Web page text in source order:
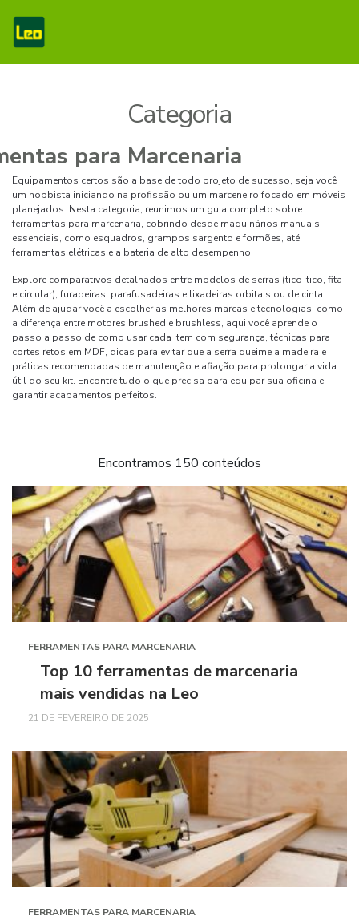
Categoria
Equipamentos certos são a base de todo projeto de sucesso, seja você
um hobbista iniciando na profissão ou um marceneiro focado em móveis
planejados. Nesta categoria, reunimos um guia completo sobre
ferramentas para marcenaria, cobrindo desde maquinários manuais
essenciais, como esquadros, grampos sargento e formões, até
ferramentas elétricas e a bateria de alto desempenho.
Explore comparativos detalhados entre modelos de serras (tico-tico, fita
e circular), furadeiras, parafusadeiras e lixadeiras orbitais ou de cinta.
Além de ajudar você a escolher as melhores marcas e tecnologias, como
a diferença entre motores brushed e brushless, aqui você aprende o
passo a passo de como usar cada item com segurança, técnicas para
cortes retos em MDF, dicas para evitar que a serra queime a madeira e
práticas recomendadas de manutenção e afiação para prolongar a vida
útil do seu kit. Encontre tudo o que precisa para equipar sua oficina e
garantir acabamentos perfeitos.
Encontramos 150 conteúdos
FERRAMENTAS PARA MARCENARIA
Top 10 ferramentas de marcenaria
mais vendidas na Leo
21 DE FEVEREIRO DE 2025
FERRAMENTAS PARA MARCENARIA